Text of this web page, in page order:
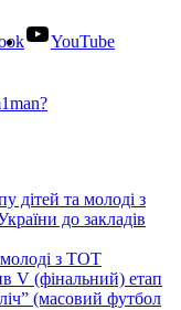
YouTube
дітей та молоді з
до закладів
молоді з ТОТ
V (фінальний) етап
(масовий футбол